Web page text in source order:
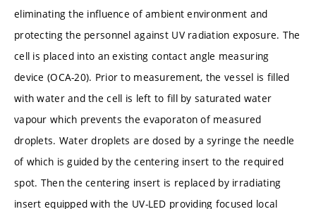
eliminating the influence of ambient environment and
protecting the personnel against UV radiation exposure. The
cell is placed into an existing contact angle measuring
device (OCA-20). Prior to measurement, the vessel is filled
with water and the cell is left to fill by saturated water
vapour which prevents the evaporaton of measured
droplets. Water droplets are dosed by a syringe the needle
of which is guided by the centering insert to the required
spot. Then the centering insert is replaced by irradiating
insert equipped with the UV-LED providing focused local